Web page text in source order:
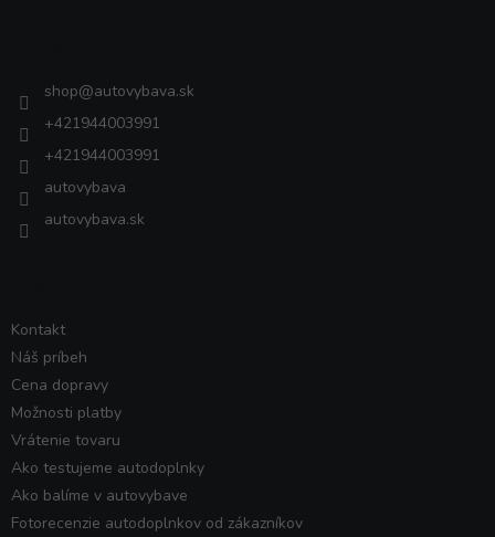
shop@autovybava.sk
+421944003991
+421944003991
autovybava
autovybava.sk
Kontakt
Náš príbeh
Cena dopravy
Možnosti platby
Vrátenie tovaru
Ako testujeme autodoplnky
Ako balíme v autovybave
Fotorecenzie autodoplnkov od zákazníkov